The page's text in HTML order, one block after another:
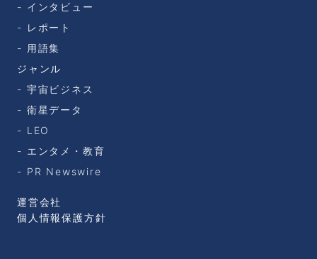
インタビュー
レポート
用語集
ジャンル
宇宙ビジネス
衛星データ
LEO
エンタメ・教育
PR Newswire
運営会社
個人情報保護方針